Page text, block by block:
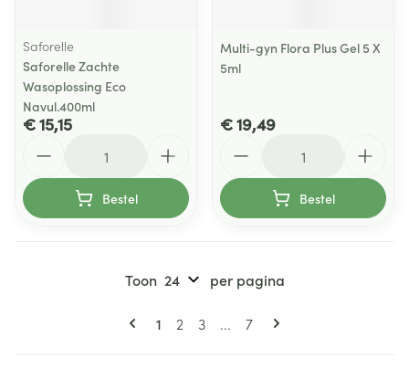
Saforelle
Saforelle Zachte
Wasoplossing Eco
Navul.400ml
€ 15,15
Bestel
Multi-gyn Flora Plus Gel 5 X
5ml
€ 19,49
Bestel
Pagina's
U lees momenteel pagina
1 Pagina
2 Pagina
3 ... Pagina
7
Toon per pagina